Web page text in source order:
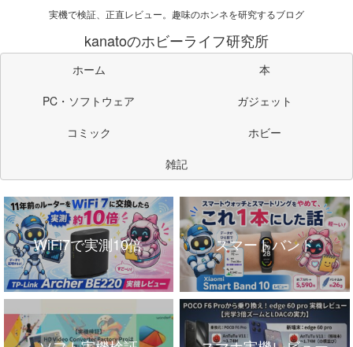
実機で検証、正直レビュー。趣味のホンネを研究するブログ
kanatoのホビーライフ研究所
ホーム
本
PC・ソフトウェア
ガジェット
コミック
ホビー
雑記
WiFi7で実測10倍 スマートバンド